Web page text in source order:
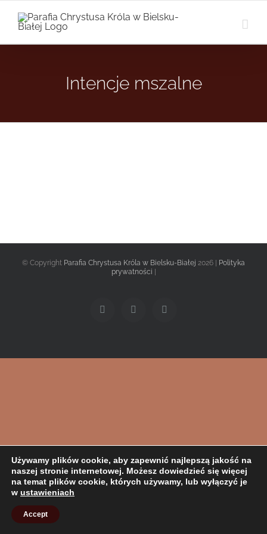
zawartości
Intencje mszalne
© Copyright Parafia Chrystusa Króla w Bielsku-Białej 2026 | Polityka
prywatności |
FacebookTwitter Instagram
Używamy plików cookie, aby zapewnić najlepszą jakość na
naszej stronie internetowej. Możesz dowiedzieć się więcej
na temat plików cookie, których używamy, lub wyłączyć je
w ustawieniach
Accept